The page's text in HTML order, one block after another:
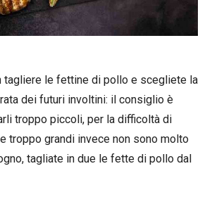
tagliere le fettine di pollo e scegliete la
dei futuri involtini: il consiglio è
troppo piccoli, per la difficoltà di
troppo grandi invece non sono molto
tagliate in due le fette di pollo dal